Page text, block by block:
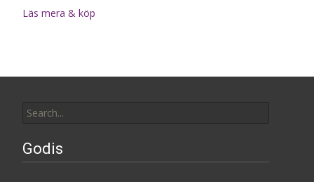
Läs mera & köp
for:
Godis